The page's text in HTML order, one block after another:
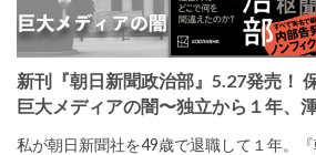
新刊『朝日新聞政治部』5.27発売！
巨大メディアの闇〜独立から１年、
私が朝日新聞社を49歳で退職して１年。